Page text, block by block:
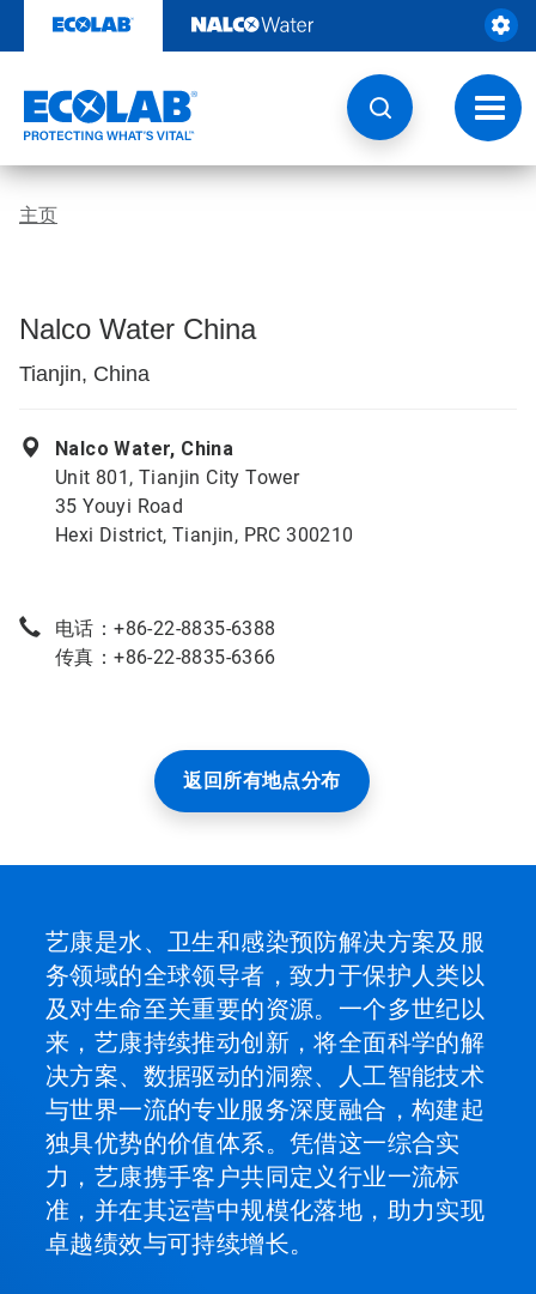
至
切
换
导
航
主页
Nalco Water China
Tianjin, China
Nalco Water, China
Unit 801, Tianjin City Tower
35 Youyi Road
Hexi District, Tianjin, PRC 300210
电话：+86-22-8835-6388
传真：+86-22-8835-6366
返回所有地点分布
艺康是水、卫生和感染预防解决方案及服
务领域的全球领导者，致力于保护人类以
及对生命至关重要的资源。一个多世纪以
来，艺康持续推动创新，将全面科学的解
决方案、数据驱动的洞察、人工智能技术
与世界一流的专业服务深度融合，构建起
独具优势的价值体系。凭借这一综合实
力，艺康携手客户共同定义行业一流标
准，并在其运营中规模化落地，助力实现
卓越绩效与可持续增长。